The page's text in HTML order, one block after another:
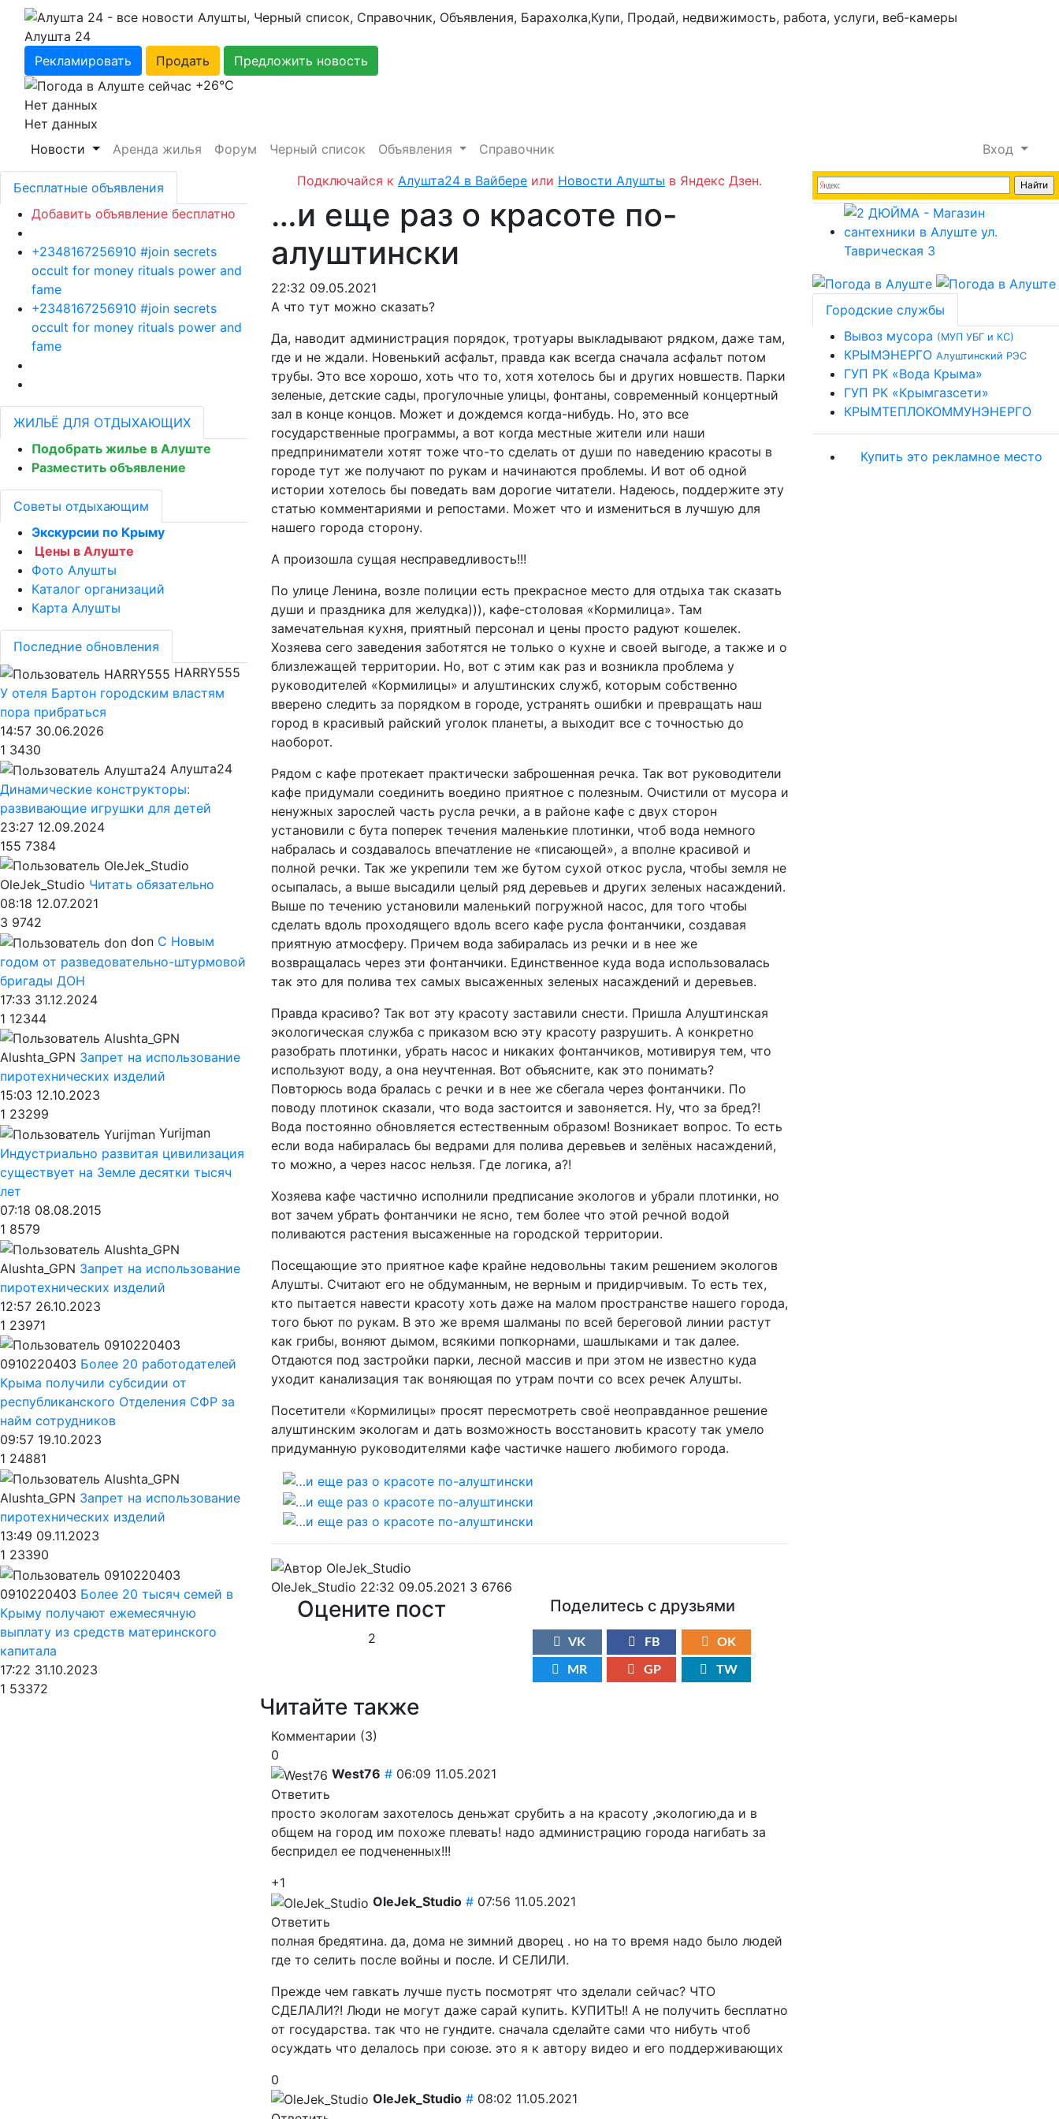
Алушта 24
Рекламировать
Продать
Предложить новость
+26℃
Нет данных
Нет данных
Новости
Аренда жилья Форум Черный список Объявления Справочник
Вход
Подключайся к Алушта24 в Вайбере или Новости Алушты в Яндекс Дзен.
…и еще раз о красоте по-
алуштински
22:32 09.05.2021
А что тут можно сказать?
Да, наводит администрация порядок, тротуары выкладывают рядком, даже там,
где и не ждали. Новенький асфальт, правда как всегда сначала асфальт потом
трубы. Это все хорошо, хоть что то, хотя хотелось бы и других новшеств. Парки
зеленые, детские сады, прогулочные улицы, фонтаны, современный концертный
зал в конце концов. Может и дождемся когда-нибудь. Но, это все
государственные программы, а вот когда местные жители или наши
предприниматели хотят тоже что-то сделать от души по наведению красоты в
городе тут же получают по рукам и начинаются проблемы. И вот об одной
истории хотелось бы поведать вам дорогие читатели. Надеюсь, поддержите эту
статью комментариями и репостами. Может что и измениться в лучшую для
нашего города сторону.
А произошла сущая несправедливость!!!
По улице Ленина, возле полиции есть прекрасное место для отдыха так сказать
души и праздника для желудка))), кафе-столовая «Кормилица». Там
замечательная кухня, приятный персонал и цены просто радуют кошелек.
Хозяева сего заведения заботятся не только о кухне и своей выгоде, а также и о
близлежащей территории. Но, вот с этим как раз и возникла проблема у
руководителей «Кормилицы» и алуштинских служб, которым собственно
вверено следить за порядком в городе, устранять ошибки и превращать наш
город в красивый райский уголок планеты, а выходит все с точностью до
наоборот.
Рядом с кафе протекает практически заброшенная речка. Так вот руководители
кафе придумали соединить воедино приятное с полезным. Очистили от мусора и
ненужных зарослей часть русла речки, а в районе кафе с двух сторон
установили с бута поперек течения маленькие плотинки, чтоб вода немного
набралась и создавалось впечатление не «писающей», а вполне красивой и
полной речки. Так же укрепили тем же бутом сухой откос русла, чтобы земля не
осыпалась, а выше высадили целый ряд деревьев и других зеленых насаждений.
Выше по течению установили маленький погружной насос, для того чтобы
сделать вдоль проходящего вдоль всего кафе русла фонтанчики, создавая
приятную атмосферу. Причем вода забиралась из речки и в нее же
возвращалась через эти фонтанчики. Единственное куда вода использовалась
так это для полива тех самых высаженных зеленых насаждений и деревьев.
Правда красиво? Так вот эту красоту заставили снести. Пришла Алуштинская
экологическая служба с приказом всю эту красоту разрушить. А конкретно
разобрать плотинки, убрать насос и никаких фонтанчиков, мотивируя тем, что
используют воду, а она неучтенная. Вот объясните, как это понимать?
Повторюсь вода бралась с речки и в нее же сбегала через фонтанчики. По
поводу плотинок сказали, что вода застоится и завоняется. Ну, что за бред?!
Вода постоянно обновляется естественным образом! Возникает вопрос. То есть
если вода набиралась бы ведрами для полива деревьев и зелёных насаждений,
то можно, а через насос нельзя. Где логика, а?!
Хозяева кафе частично исполнили предписание экологов и убрали плотинки, но
вот зачем убрать фонтанчики не ясно, тем более что этой речной водой
поливаются растения высаженные на городской территории.
Посещающие это приятное кафе крайне недовольны таким решением экологов
Алушты. Считают его не обдуманным, не верным и придирчивым. То есть тех,
кто пытается навести красоту хоть даже на малом пространстве нашего города,
того бьют по рукам. В это же время шалманы по всей береговой линии растут
как грибы, воняют дымом, всякими попкорнами, шашлыками и так далее.
Отдаются под застройки парки, лесной массив и при этом не известно куда
уходит канализация так воняющая по утрам почти со всех речек Алушты.
Посетители «Кормилицы» просят пересмотреть своё неоправданное решение
алуштинским экологам и дать возможность восстановить красоту так умело
придуманную руководителями кафе частичке нашего любимого города.
OleJek_Studio 22:32 09.05.2021 3 6766
Оцените пост
2
Поделитесь с друзьями
VK FB OK
MR GP TW
Читайте также
Комментарии (3)
0
West76 # 06:09 11.05.2021
Ответить
просто экологам захотелось деньжат срубить а на красоту ,экологию,да и в
общем на город им похоже плевать! надо администрацию города нагибать за
беспридел ее подчененных!!!
+1
OleJek_Studio # 07:56 11.05.2021
Ответить
полная бредятина. да, дома не зимний дворец . но на то время надо было людей
где то селить после войны и после. И СЕЛИЛИ.
Прежде чем гавкать лучше пусть посмотрят что зделали сейчас? ЧТО
СДЕЛАЛИ?! Люди не могут даже сарай купить. КУПИТЬ!! А не получить бесплатно
от государства. так что не гундите. сначала сделайте сами что нибуть чтоб
осуждать что делалось при союзе. это я к автору видео и его поддерживающих
0
OleJek_Studio # 08:02 11.05.2021
Бесплатные объявления
Добавить объявление бесплатно
+2348167256910 #join secrets
occult for money rituals power and
fame
+2348167256910 #join secrets
occult for money rituals power and
fame
ЖИЛЬЁ ДЛЯ ОТДЫХАЮЩИХ
Подобрать жилье в Алуште
Разместить объявление
Советы отдыхающим
Экскурсии по Крыму
Цены в Алуште
Фото Алушты
Каталог организаций
Карта Алушты
Последние обновления
HARRY555
У отеля Бартон городским властям
пора прибраться
14:57 30.06.2026
1 3430
Алушта24
Динамические конструкторы:
развивающие игрушки для детей
23:27 12.09.2024
155 7384
OleJek_Studio Читать обязательно
08:18 12.07.2021
3 9742
don С Новым
годом от разведовательно-штурмовой
бригады ДОН
17:33 31.12.2024
1 12344
Alushta_GPN Запрет на использование
пиротехнических изделий
15:03 12.10.2023
1 23299
Yurijman
Индустриально развитая цивилизация
существует на Земле десятки тысяч
лет
07:18 08.08.2015
1 8579
Alushta_GPN Запрет на использование
пиротехнических изделий
12:57 26.10.2023
1 23971
0910220403 Более 20 работодателей
Крыма получили субсидии от
республиканского Отделения СФР за
найм сотрудников
09:57 19.10.2023
1 24881
Alushta_GPN Запрет на использование
пиротехнических изделий
13:49 09.11.2023
1 23390
0910220403 Более 20 тысяч семей в
Крыму получают ежемесячную
выплату из средств материнского
капитала
17:22 31.10.2023
1 53372
Городские службы
Вывоз мусора (МУП УБГ и КС)
КРЫМЭНЕРГО Алуштинский РЭС
ГУП РК «Вода Крыма»
ГУП РК «Крымгазсети»
КРЫМТЕПЛОКОММУНЭНЕРГО
Купить это рекламное место